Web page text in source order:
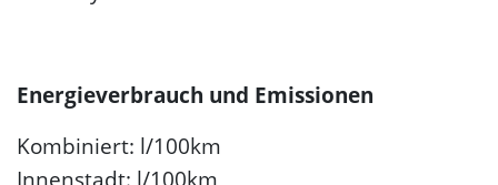
Energieverbrauch und Emissionen
Kombiniert: l/100km
Innenstadt: l/100km